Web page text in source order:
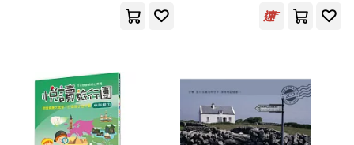
上海音樂家協會(2)
湖北教育出版社(6)
西南師範大學出版社(6)
高寶(6) 高等教育出版社(6)